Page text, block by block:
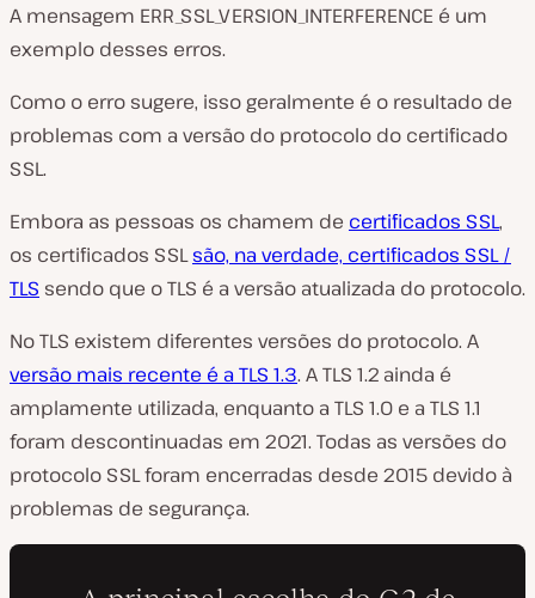
A mensagem ERR_SSL_VERSION_INTERFERENCE é um
exemplo desses erros.
Como o erro sugere, isso geralmente é o resultado de
problemas com a versão do protocolo do certificado
SSL.
Embora as pessoas os chamem de certificados SSL,
os certificados SSLsão, na verdade, certificados SSL /
TLS sendo que o TLS é a versão atualizada do protocolo.
No TLS existem diferentes versões do protocolo. A
versão mais recente é a TLS 1.3. A TLS 1.2 ainda é
amplamente utilizada, enquanto a TLS 1.0 e a TLS 1.1
foram descontinuadas em 2021. Todas as versões do
protocolo SSL foram encerradas desde 2015 devido à
problemas de segurança.